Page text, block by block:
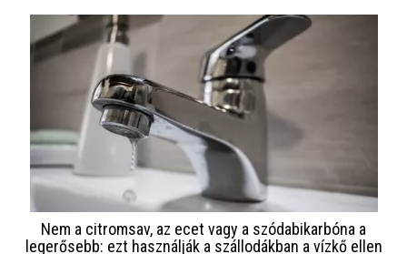
Nem a citromsav, az ecet vagy a szódabikarbóna a
legerősebb: ezt használják a szállodákban a vízkő ellen